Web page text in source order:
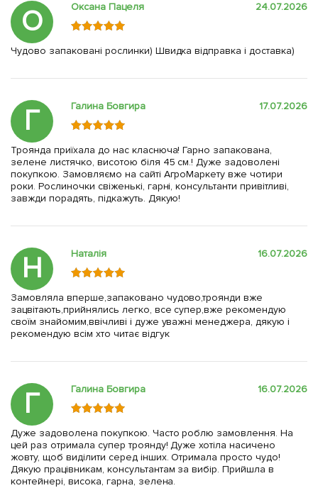
О Оксана Пацеля 24.07.2026
Чудово запаковані рослинки) Швидка відправка і доставка)
Г Галина Бовгира 17.07.2026
Троянда приїхала до нас класнюча! Гарно запакована,
зелене листячко, висотою біля 45 см.! Дуже задоволені
покупкою. Замовляємо на сайті АгроМаркету вже чотири
роки. Рослиночки свіженькі, гарні, консультанти привітливі,
завжди порадять, підкажуть. Дякую!
Н Наталія 16.07.2026
Замовляла вперше,запаковано чудово,троянди вже
зацвітають,прийнялись легко, все супер,вже рекомендую
своїм знайомим,ввічливі і дуже уважні менеджера, дякую і
рекомендую всім хто читає відгук
Г Галина Бовгира 16.07.2026
Дуже задоволена покупкою. Часто роблю замовлення. На
цей раз отримала супер троянду! Дуже хотіла насичено
жовту, щоб виділити серед інших. Отримала просто чудо!
Дякую працівникам, консультантам за вибір. Прийшла в
контейнері, висока, гарна, зелена.